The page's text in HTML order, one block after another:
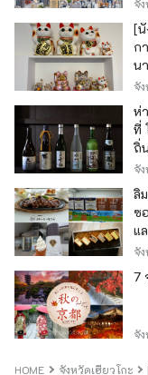
จั
[นั่
ก
น
ข
จั
ห่
ที่
ถิ่
จั
ลิ้
ซ
แ
จั
7
จั
HOME จังหวัดเฮียวโกะ